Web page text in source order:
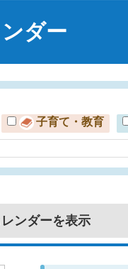
ダー
子育て・教育
レンダーを表示